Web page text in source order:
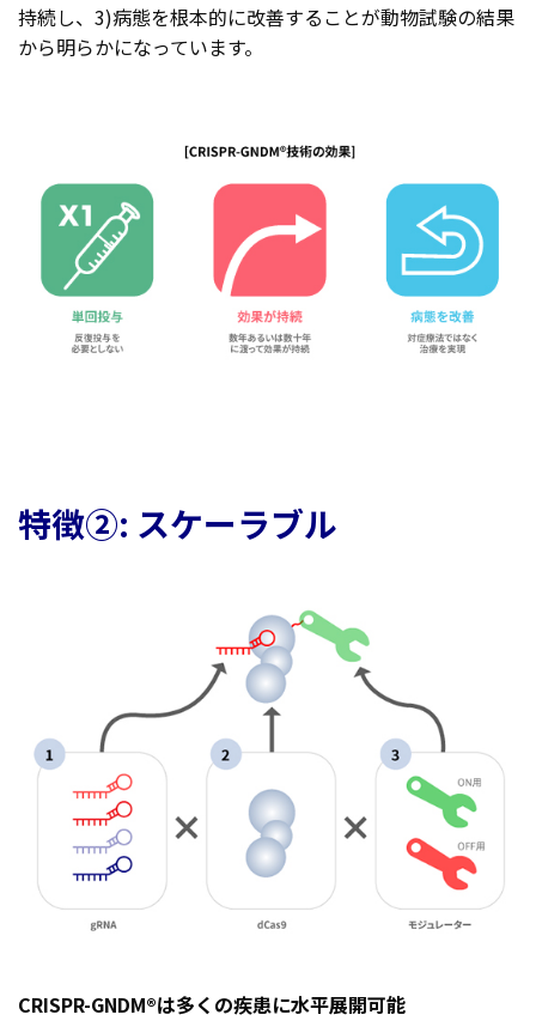
持続し、3)病態を根本的に改善することが動物試験の結果
から明らかになっています。
特徴②: スケーラブル
CRISPR-GNDM®は多くの疾患に水平展開可能